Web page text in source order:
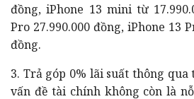
đồng, iPhone 13 mini từ
Pro 27.990.000 đồng, iPhone 13
đồng.
3. Trả góp 0% lãi suất thông
vấn đề tài chính không còn là